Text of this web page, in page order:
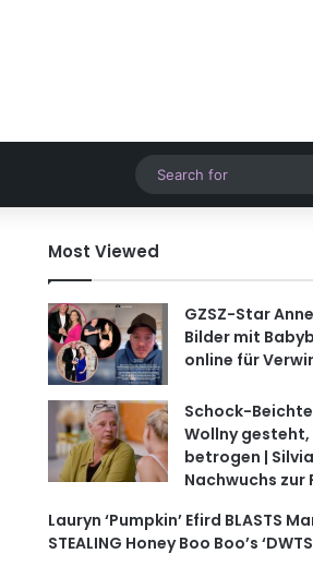
Most Viewed
GZSZ-Star
Bilder mit
online für
Schock-
Wollny gesteht,
betrogen |
Nachwuchs zur
Lauryn ‘Pumpkin’ Efird BLASTS
STEALING Honey Boo Boo’s